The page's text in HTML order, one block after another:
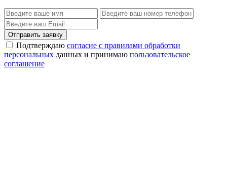
Отправить заявку
Подтверждаю согласие с правилами обработки
персональных данных и принимаю пользовательское
соглашение